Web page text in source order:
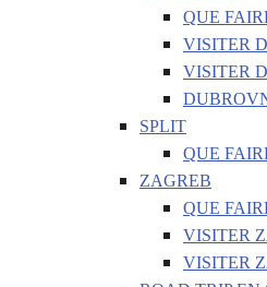
QUE
VISITER
VISITER
SPLIT
QUE
ZAGREB
QUE
VISITER
VISITER